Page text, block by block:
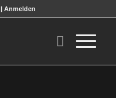
|Anmelden